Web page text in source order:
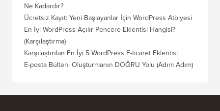
Ne Kadardır?
Ücretsiz Kayıt: Yeni Başlayanlar İçin WordPress Atölyesi
En İyi WordPress Açılır Pencere Eklentisi Hangisi?
(Karşılaştırma)
Karşılaştırılan En İyi 5 WordPress E-ticaret Eklentisi
E-posta Bülteni Oluşturmanın DOĞRU Yolu (Adım Adım)